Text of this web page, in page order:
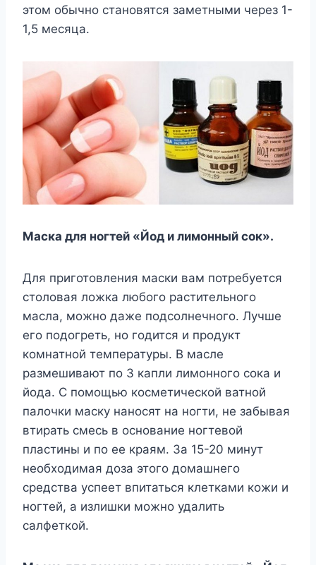
этом обычно становятся заметными через 1-
1,5 месяца.
Маска для ногтей «Йод и лимонный сок».
Для приготовления маски вам потребуется
столовая ложка любого растительного
масла, можно даже подсолнечного. Лучше
его подогреть, но годится и продукт
комнатной температуры. В масле
размешивают по 3 капли лимонного сока и
йода. С помощью косметической ватной
палочки маску наносят на ногти, не забывая
втирать смесь в основание ногтевой
пластины и по ее краям. За 15-20 минут
необходимая доза этого домашнего
средства успеет впитаться клетками кожи и
ногтей, а излишки можно удалить
салфеткой.